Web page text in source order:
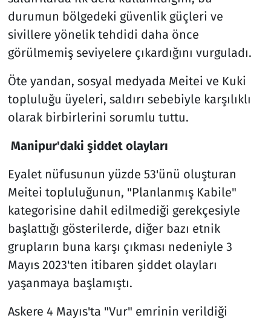
durumun bölgedeki güvenlik güçleri ve
sivillere yönelik tehdidi daha önce
görülmemiş seviyelere çıkardığını vurguladı.
Öte yandan, sosyal medyada Meitei ve Kuki
topluluğu üyeleri, saldırı sebebiyle karşılıklı
olarak birbirlerini sorumlu tuttu.
Manipur'daki şiddet olayları
Eyalet nüfusunun yüzde 53'ünü oluşturan
Meitei topluluğunun, "Planlanmış Kabile"
kategorisine dahil edilmediği gerekçesiyle
başlattığı gösterilerde, diğer bazı etnik
grupların buna karşı çıkması nedeniyle 3
Mayıs 2023'ten itibaren şiddet olayları
yaşanmaya başlamıştı.
Askere 4 Mayıs'ta "Vur" emrinin verildiği